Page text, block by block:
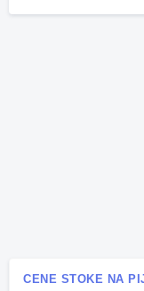
CENE STOKE NA